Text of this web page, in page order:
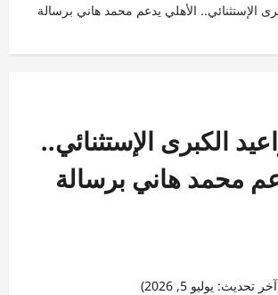
الإستثنائي.. الأهلي يدعم محمد هاني برسالة
الكبرى الإستثنائي..
محمد هاني برسالة